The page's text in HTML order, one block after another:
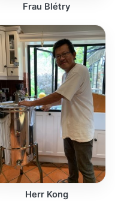
Frau Blétry
Herr Kong